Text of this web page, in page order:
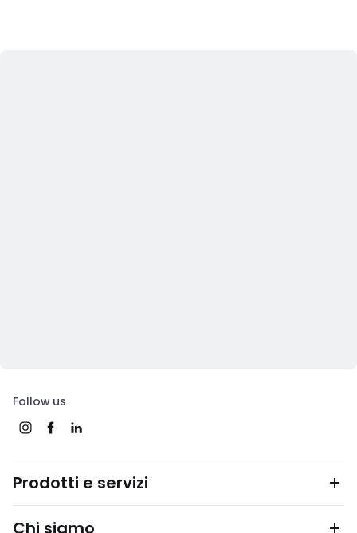
Follow us
Prodotti e servizi
Chi siamo